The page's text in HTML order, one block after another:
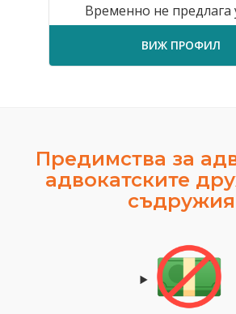
Временно не предлага
ВИЖ ПРОФИЛ
Предимства за
адвокатските
съдружия